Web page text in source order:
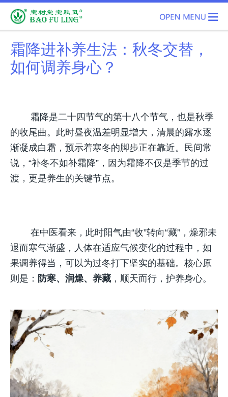
霜降进补养生法：秋冬交替，
如何调养身心？
的收尾曲。此时昼夜温差明显增大，清晨的露水逐
渐凝成白霜，预示着寒冬的脚步正在靠近。民间常
说，“补冬不如补霜降”，因为霜降不仅是季节的过
渡，更是养生的关键节点。
退而寒气渐盛，人体在适应气候变化的过程中，如
果调养得当，可以为过冬打下坚实的基础。核心原
则是： 防寒、润燥、养藏